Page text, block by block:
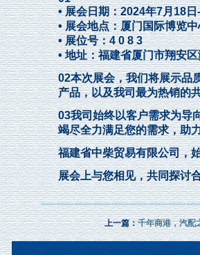
• 展会日期：2024年7月18日
• 展会地点：厦门国际博览
• 展位号：4 0 8 3
• 地址：福建省厦门市翔安
02本次展会，我们将展示品
产品，以及我司最为热销的
03我司始终以客户需求为导
竭尽全力满足您的需求，助
福建省中柴贸易有限公司，
展会上与您相见，共同探讨
上一篇：千年商港，汽